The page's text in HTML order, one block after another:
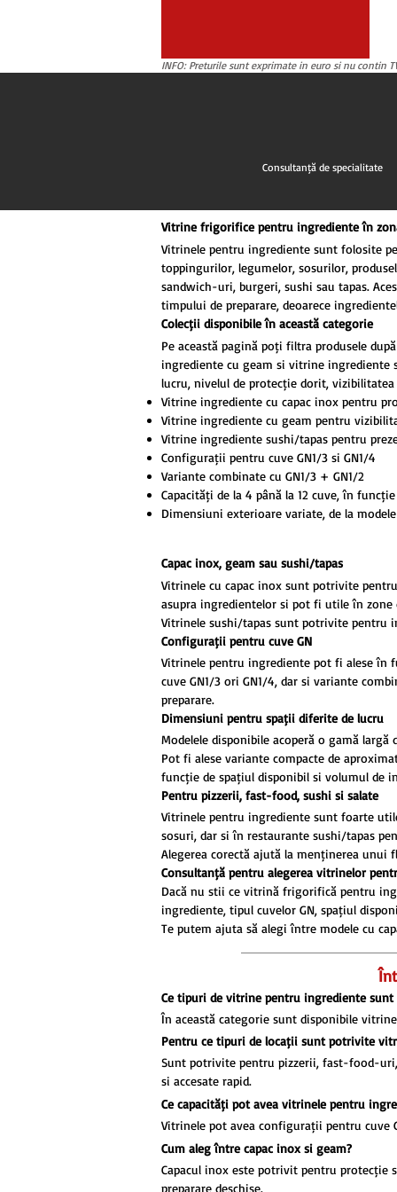
7x GN1/4
1300x395x440 mm
1400x335x285/557 mm
1400x395x230/435 mm
1400x395x281 mm
1400x395x285/617 mm
1400x395x440 mm
1405x395x430 mm
1500x330x435 mm
1500x335x230/435 mm
1500x335x281 mm
1500x335x285/557 mm
1500x335x440 mm
1500x380x435 mm
1500x395x230/435 mm
1500x395x281 mm
1500x395x285/617 mm
1500x395x440 mm
1500x415x330 mm
1529x420x296 mm
1605x395x430 mm
1800x330x400mm
1800x330x435 mm
1800x335x281 mm
1800x335x285/557 mm
1800x335x440 mm
1800x380x435 mm
1800x395x230/435 mm
1800x395x281 mm
1800x395x285/617 mm
1800x395x440 mm
1800x415x300 mm
1800x415x330 mm
1800x420x296 mm
2000x330x435 mm
2000x335x230/435 mm
2000x335x281 mm
2000x335x285/557 mm
2000x380x435 mm
2000x395x230/435 mm
2000x395x281 mm
2000x395x285/617 mm
2000x395x440 mm
2000x415x300 mm
2000x415x330 mm
2006x395x430 mm
2200x335x440 mm
2200x395x440 mm
INFO: Preturile sunt exprimate in euro si nu contin
Consultanță de specialitate
Capac inox, geam sau sushi/tapas
Vitrinele cu capac inox sunt potrivite
asupra ingredientelor și pot fi utile în zone
Vitrinele sushi/tapas sunt potrivite pentru
Colecții disponibile în această categorie
Pe această pagină poți filtra produsele
ingrediente cu geam și vitrine ingrediente
lucru, nivelul de protecție dorit,
Vitrine ingrediente cu capac inox pentru
Vitrine ingrediente cu geam pentru
Vitrine ingrediente sushi/tapas pentru
Configurații pentru cuve GN1/3 și GN1/4
Variante combinate cu GN1/3 + GN1/2
Capacități de la 4 până la 12 cuve, în
Dimensiuni exterioare variate, de la
Vitrine frigorifice pentru ingrediente în
Vitrinele pentru ingrediente sunt folosite
toppingurilor, legumelor, sosurilor,
sandwich-uri, burgeri, sushi sau tapas.
timpului de preparare, deoarece
Configurații pentru cuve GN
Vitrinele pentru ingrediente pot fi alese în
cuve GN1/3 ori GN1/4, dar și variante
preparare.
Dimensiuni pentru spații diferite de lucru
Modelele disponibile acoperă o gamă
Pot fi alese variante compacte de
funcție de spațiul disponibil și volumul de
Pentru pizzerii, fast-food, sushi și salate
Vitrinele pentru ingrediente sunt foarte
sosuri, dar și în restaurante sushi/tapas
Alegerea corectă ajută la menținerea unui
Consultanță pentru alegerea vitrinelor
Dacă nu știi ce vitrină frigorifică pentru
ingrediente, tipul cuvelor GN, spațiul
Te putem ajuta să alegi între modele cu
Ce tipuri de vitrine pentru ingrediente sunt
În această categorie sunt disponibile
Pentru ce tipuri de locații sunt potrivite
Sunt potrivite pentru pizzerii, fast-food-uri,
și accesate rapid.
Ce capacități pot avea vitrinele pentru
Vitrinele pot avea configurații pentru cuve
Cum aleg între capac inox și geam?
Capacul inox este potrivit pentru
preparare deschise.